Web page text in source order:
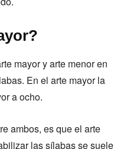
mayor y arte menor en
En el arte mayor la
a ocho.
ambos, es que el arte
las sílabas se suele